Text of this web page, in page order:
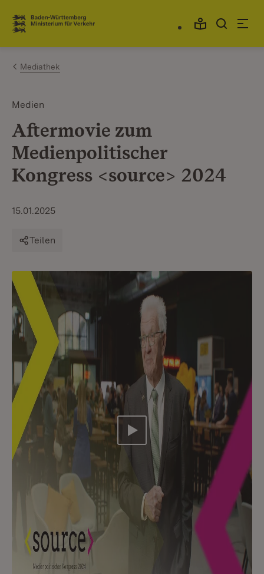
Zum Inhalt springen
Link zur Startseite
Mediathek
Medien
Aftermovie zum
Medienpolitischer
Kongress <source> 2024
15.01.2025
Teilen
Video abspielen